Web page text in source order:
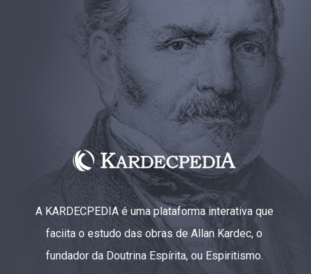
A KARDECPEDIA é uma plataforma interativa que
faciita o estudo das obras de Allan Kardec, o
fundador da Doutrina Espírita, ou Espiritismo.